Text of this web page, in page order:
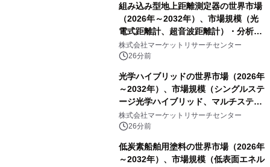
組み込み型地上距離測定器の世界市場
（2026年～2032年）、市場規模（光
電式距離計、超音波距離計）・分析レ
ポートを発表
株式会社マーケットリサーチセンター
26分前
光学ハイブリッドの世界市場（2026年
～2032年）、市場規模（シングルステ
ージ光学ハイブリッド、マルチステー
ジ光学ハイブリッド）・分析レポート
を発表
株式会社マーケットリサーチセンター
26分前
低炭素船舶用塗料の世界市場（2026年
～2032年）、市場規模（低表面エネル